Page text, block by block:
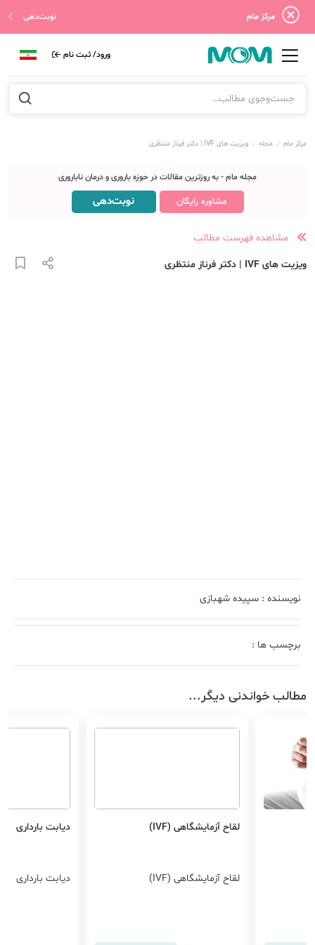
مرکز مام نوبت‌دهی
ورود/ ثبت نام
مرکز مام مجله ویزیت های IVF | دکتر فرناز منتظری
مجله مام - به روزترین مقالات در حوزه باروری و درمان ناباروری
مشاوره رایگان نوبت‌دهی
مشاهده فهرست مطالب
ویزیت های IVF | دکتر فرناز منتظری
نویسنده : سپیده شهبازی
برچسب ها :
مطالب خواندنی دیگر...
لقاح آزمایشگاهی (IVF)
لقاح آزمایشگاهی (IVF)
دیابت بارداری
دیابت بارداری